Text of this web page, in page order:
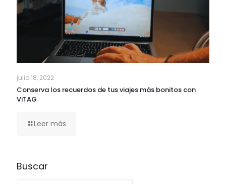
julio 18, 2022
Conserva los recuerdos de tus viajes más bonitos con
ViTAG
Leer más
Buscar